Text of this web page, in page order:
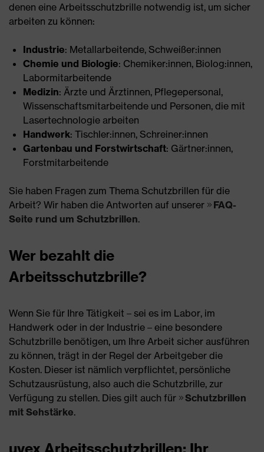
denen eine Arbeitsschutzbrille notwendig ist, um sicher
arbeiten zu können:
Industrie: Metallarbeitende, Schweißer:innen
Chemie und Biologie: Chemiker:innen, Biolog:innen,
Labormitarbeitende
Medizin: Ärzte und Ärztinnen, Pflegepersonal,
Wissenschaftsmitarbeitende und Personen, die mit
Lasertechnologie arbeiten
Handwerk: Tischler:innen, Schreiner:innen
Gartenbau und Forstwirtschaft: Gärtner:innen,
Forstmitarbeitende
Sie haben Fragen zum Thema Schutzbrillen für die
Arbeit? Wir haben die Antworten auf unserer
FAQ-
Seite rund um Schutzbrillen.
Wer bezahlt die
Arbeitsschutzbrille?
Wenn Sie für Ihre Tätigkeit – sei es im Labor, im
Handwerk oder in der Industrie – eine besondere
Schutzbrille benötigen, um Ihre Arbeit sicher ausführen
zu können, trägt in der Regel der Arbeitgeber die
Kosten. Dieser ist nämlich verpflichtet, persönliche
Schutzausrüstung, also auch die Schutzbrille, zur
Verfügung zu stellen. Dies gilt auch für
Schutzbrillen
mit Sehstärke.
uvex Arbeitsschutzbrillen: Ihr